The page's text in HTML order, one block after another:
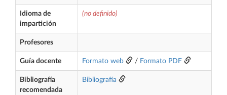
Idioma de
impartición
(no definido)
Profesores
Guía docente Formato web / Formato PDF
Bibliografía
recomendada
Bibliografía